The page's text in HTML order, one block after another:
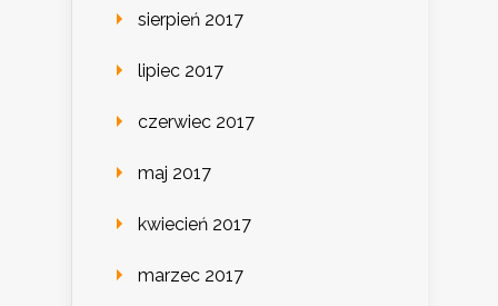
sierpień 2017
lipiec 2017
czerwiec 2017
maj 2017
kwiecień 2017
marzec 2017